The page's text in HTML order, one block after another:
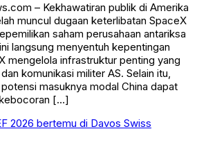
– Kekhawatiran publik di Amerika
muncul dugaan keterlibatan SpaceX
saham perusahaan antariksa
langsung menyentuh kepentingan
mengelola infrastruktur penting yang
komunikasi militer AS. Selain itu,
masuknya modal China dapat
[…]